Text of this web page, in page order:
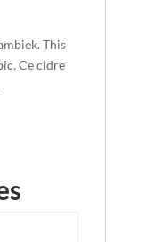
This
Ce cidre